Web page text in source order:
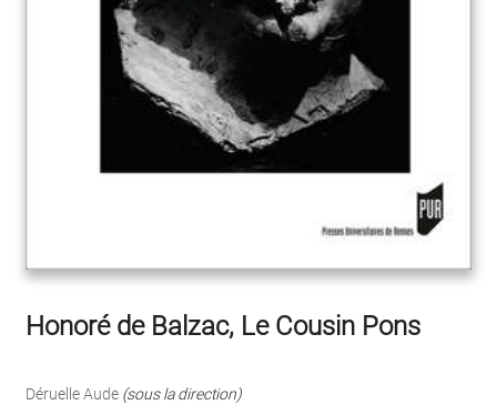
Honoré de Balzac, Le Cousin Pons
Déruelle Aude (sous la direction)